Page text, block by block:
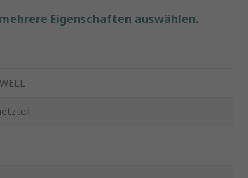
Eigenschaften auswählen.